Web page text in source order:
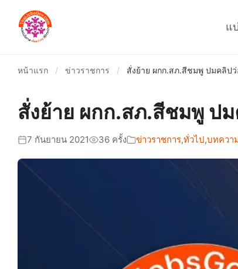
แ
หน้าแรก / ข่าวราชการ / สั่งย้าย ผกก.สภ.สีชมพู ปมคลิป
สั่งย้าย ผกก.สภ.สีชมพู ป
7 กันยายน 2021 36 ครั้ง ข่าวราชการ,ทั่วไป,บทควา